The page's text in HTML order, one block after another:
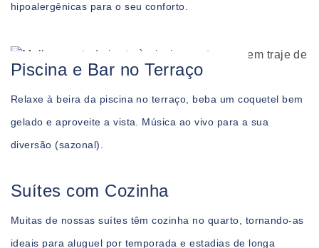
hipoalergênicas para o seu conforto.
Piscina e Bar no Terraço
Relaxe à beira da piscina no terraço, beba um coquetel bem
gelado e aproveite a vista. Música ao vivo para a sua
diversão (sazonal).
Suítes com Cozinha
Muitas de nossas suítes têm cozinha no quarto, tornando-as
ideais para aluguel por temporada e estadias de longa